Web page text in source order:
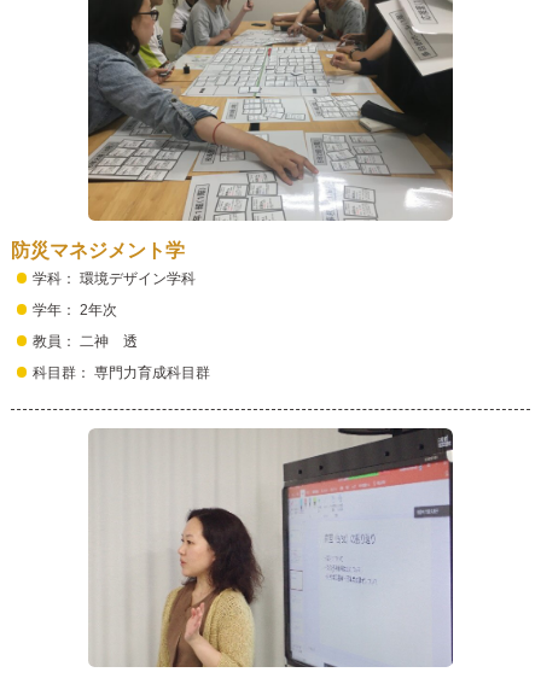
防災マネジメント学
学科： 環境デザイン学科
学年： 2年次
教員： 二神 透
科目群： 専門力育成科目群